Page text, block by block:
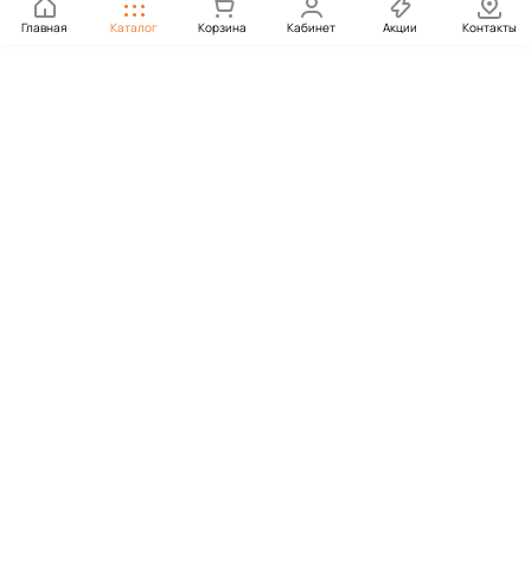
Главная Каталог Корзина Кабинет Акции Контакты